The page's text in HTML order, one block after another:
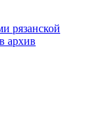
рязанской
архив